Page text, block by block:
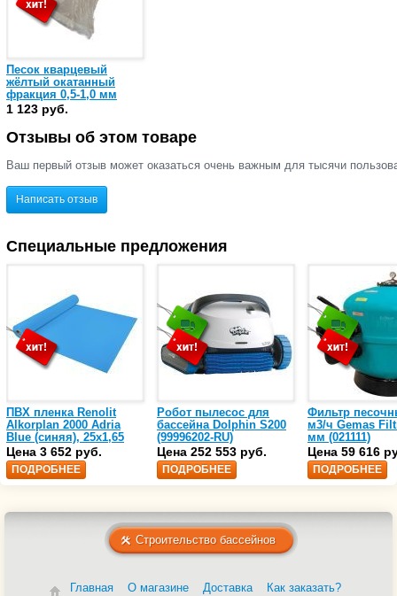
Песок кварцевый
жёлтый окатанный
фракция 0,5-1,0 мм
(мешок 25 кг)
1 123 руб.
Отзывы об этом товаре
Ваш первый отзыв может оказаться очень важным для тысячи
Написать отзыв
Специальные предложения
ПВХ пленка Renolit
Alkorplan 2000 Adria
Blue (синяя), 25х1,65
(35216203)
Цена 3 652 руб.
ПОДРОБНЕЕ
Робот пылесос для
бассейна Dolphin S200
(99996202-RU)
Цена 252 553 руб.
ПОДРОБНЕЕ
Фильтр
м3/ч Gemas
мм (021111)
Цена 59 616
ПОДРОБНЕЕ
Строительство бассейнов
Главная О магазине Доставка Как заказать?